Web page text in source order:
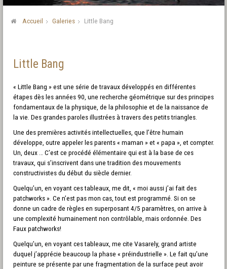
Accueil Galeries Little Bang
Little Bang
« Little Bang » est une série de travaux développés en différentes
étapes dès les années 90, une recherche géométrique sur des principes
fondamentaux de la physique, de la philosophie et de la naissance de
la vie. Des grandes paroles illustrées à travers des petits triangles.
Une des premières activités intellectuelles, que l’être humain
développe, outre appeler les parents « maman » et « papa », et compter.
Un, deux … C’est ce procédé élémentaire qui est à la base de ces
travaux, qui s’inscrivent dans une tradition des mouvements
constructivistes du début du siècle dernier.
Quelqu’un, en voyant ces tableaux, me dit, « moi aussi j’ai fait des
patchworks ». Ce n’est pas mon cas, tout est programmé. Si on se
donne un cadre de règles en superposant 4/5 paramètres, on arrive à
une complexité humainement non contrôlable, mais ordonnée. Des
Faux patchworks!
Quelqu’un, en voyant ces tableaux, me cite Vasarely, grand artiste
duquel j’apprécie beaucoup la phase « préindustrielle ». Le fait qu’une
peinture se présente par une fragmentation de la surface peut avoir